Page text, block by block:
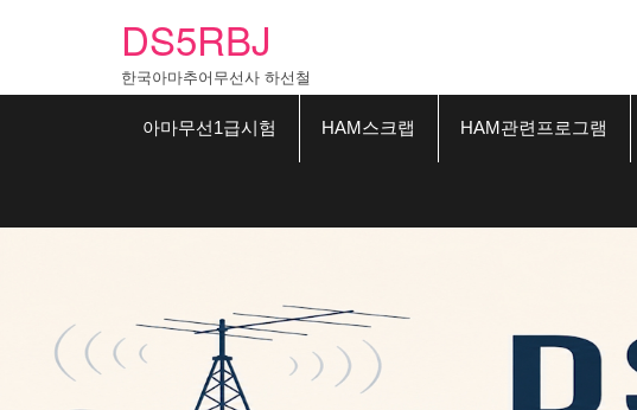
DS5RBJ
한국아마추어무선사 하선철
아마무선1급시험 HAM스크랩 HAM관련프로그램